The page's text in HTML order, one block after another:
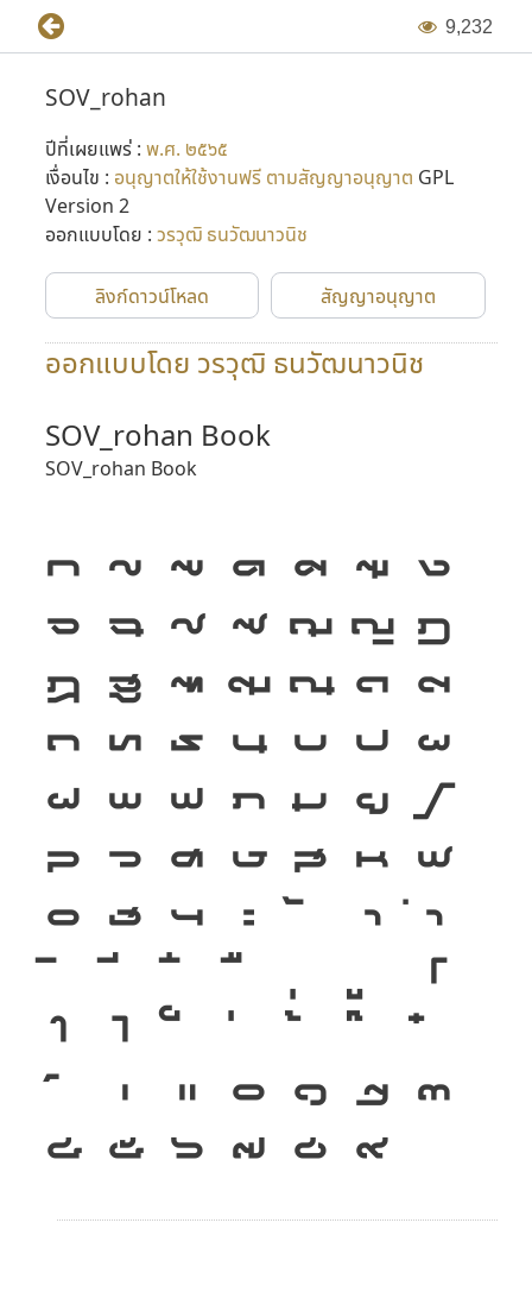
9,232
SOV_rohan
ปีที่เผยแพร่ : พ.ศ. ๒๕๖๕
เงื่อนไข : อนุญาตให้ใช้งานฟรี ตามสัญญาอนุญาต GPL
Version 2
ออกแบบโดย : วรวุฒิ ธนวัฒนาวนิช
ลิงก์ดาวน์โหลด สัญญาอนุญาต
ออกแบบโดย วรวุฒิ ธนวัฒนาวนิช
SOV_rohan Book
SOV_rohan Book
ก ข ฃ ค ฅ ฆ ง
จ ฉ ช ซ ฌ ญ ฎ
ฏ ฐ ฑ ฒ ณ ด ต
ถ ท ธ น บ ป ผ
ฝ พ ฟ ภ ม ย ร
ล ว ศ ษ ส ห ฬ
อ ฮ ฯ ะ า
ำ
โ
ใ
ไ
เ
แ ๐ ๑ ๒ ๓
๔ ๕ ๖ ๗ ๘ ๙